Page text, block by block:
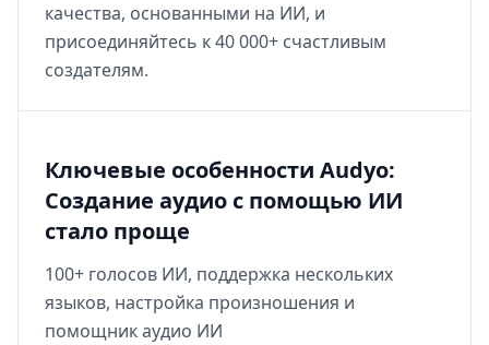
качества, основанными на ИИ, и
присоединяйтесь к 40 000+ счастливым
создателям.
Ключевые особенности Audyo:
Создание аудио с помощью ИИ
стало проще
100+ голосов ИИ, поддержка нескольких
языков, настройка произношения и
помощник аудио ИИ